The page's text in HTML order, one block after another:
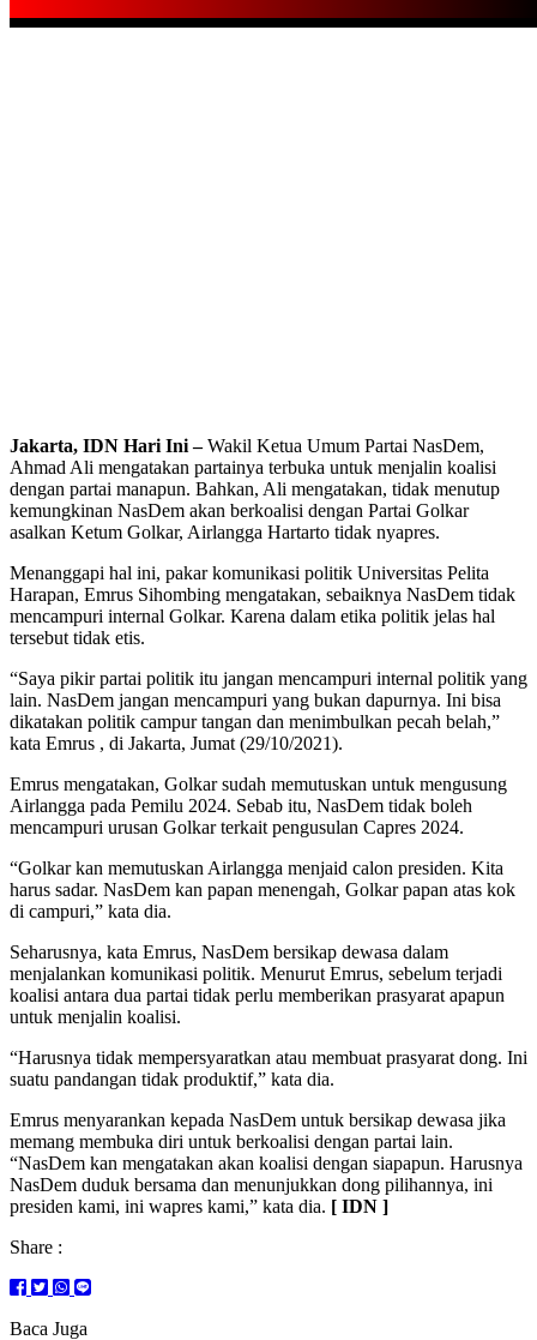
Jakarta, IDN Hari Ini–Wakil Ketua Umum Partai NasDem,
Ahmad Ali mengatakan partainya terbuka untuk menjalin koalisi
dengan partai manapun. Bahkan, Ali mengatakan, tidak menutup
kemungkinan NasDem akan berkoalisi dengan Partai Golkar
asalkan Ketum Golkar, Airlangga Hartarto tidak nyapres.
Menanggapi hal ini, pakar komunikasi politik Universitas Pelita
Harapan, Emrus Sihombing mengatakan, sebaiknya NasDem tidak
mencampuri internal Golkar. Karena dalam etika politik jelas hal
tersebut tidak etis.
“Saya pikir partai politik itu jangan mencampuri internal politik yang
lain. NasDem jangan mencampuri yang bukan dapurnya. Ini bisa
dikatakan politik campur tangan dan menimbulkan pecah belah,”
kata Emrus , di Jakarta, Jumat (29/10/2021).
Emrus mengatakan, Golkar sudah memutuskan untuk mengusung
Airlangga pada Pemilu 2024. Sebab itu, NasDem tidak boleh
mencampuri urusan Golkar terkait pengusulan Capres 2024.
“Golkar kan memutuskan Airlangga menjaid calon presiden. Kita
harus sadar. NasDem kan papan menengah, Golkar papan atas kok
di campuri,” kata dia.
Seharusnya, kata Emrus, NasDem bersikap dewasa dalam
menjalankan komunikasi politik. Menurut Emrus, sebelum terjadi
koalisi antara dua partai tidak perlu memberikan prasyarat apapun
untuk menjalin koalisi.
“Harusnya tidak mempersyaratkan atau membuat prasyarat dong. Ini
suatu pandangan tidak produktif,” kata dia.
Emrus menyarankan kepada NasDem untuk bersikap dewasa jika
memang membuka diri untuk berkoalisi dengan partai lain.
“NasDem kan mengatakan akan koalisi dengan siapapun. Harusnya
NasDem duduk bersama dan menunjukkan dong pilihannya, ini
presiden kami, ini wapres kami,” kata dia. [ IDN ]
Share :
Baca Juga